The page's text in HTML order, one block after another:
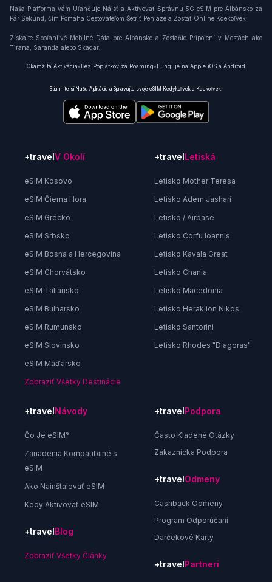
Naša Platforma vám Uľahčuje Nájsť a Aktivovať Správnu 5G eSIM pre Albánsko za
Pár Sekúnd, čím Pomáha Cestovateľom Šetriť Peniaze a Zostať Online Kdekoľvek.
Získajte Spoľahlivé Mobilné Dáta pre Albánsko a Zostaňte Pripojení v Mestách ako
Tirana, Saranda alebo Skadar.
Okamžitá Aktivácia•Bez Poplatkov za Roaming•Funguje na Apple iOS a Android
Stiahnite si Našu Aplikáciu a Spravujte svoje eSIM Kedykoľvek a Kdekoľvek.
+travelV Okolí
eSIM Kosovo
eSIM Čierna Hora
eSIM Grécko
eSIM Srbsko
eSIM Bosna a Hercegovina
eSIM Chorvátsko
eSIM Taliansko
eSIM Bulharsko
eSIM Rumunsko
eSIM Slovinsko
eSIM Maďarsko
Zobraziť Všetky Destinácie
+travelLetiská
Letisko Mother Teresa
Letisko Adem Jashari
Letisko / Airbase
Letisko Corfu Ioannis
Letisko Kavala Great
Letisko Chania
Letisko Macedonia
Letisko Heraklion Nikos
Letisko Santorini
Letisko Rhodes "Diagoras"
+travelNávody
Čo Je eSIM?
Zariadenia Kompatibilné s
eSIM
Ako Nainštalovať eSIM
Kedy Aktivovať eSIM
+travelBlog
Zobraziť Všetky Články
+travelPodpora
Často Kladené Otázky
Zákaznícka Podpora
+travelOdmeny
Cashback Odmeny
Program Odporúčaní
Darčekové Karty
+travelPartneri